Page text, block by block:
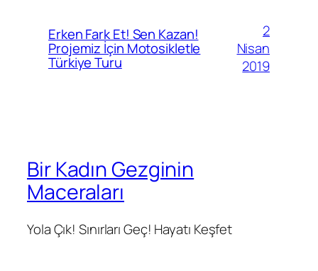
Erken Fark Et! Sen Kazan!
Projemiz İçin Motosikletle
Türkiye Turu
2
Nisan
2019
Bir Kadın Gezginin
Maceraları
Yola Çık! Sınırları Geç! Hayatı Keşfet